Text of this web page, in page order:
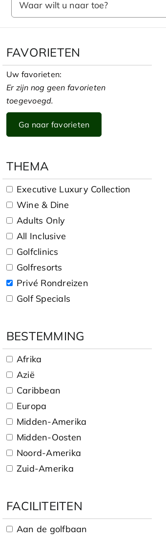
Zelf samenstellen Golfreizen
FAVORIETEN
Uw favorieten:
Er zijn nog geen favorieten
toegevoegd.
Ga naar favorieten
THEMA
Executive Luxury Collection
Wine & Dine
Adults Only
All Inclusive
Golfclinics
Golfresorts
Privé Rondreizen
Golf Specials
BESTEMMING
Afrika
Azië
Caribbean
Europa
Midden-Amerika
Midden-Oosten
Noord-Amerika
Zuid-Amerika
FACILITEITEN
Aan de golfbaan